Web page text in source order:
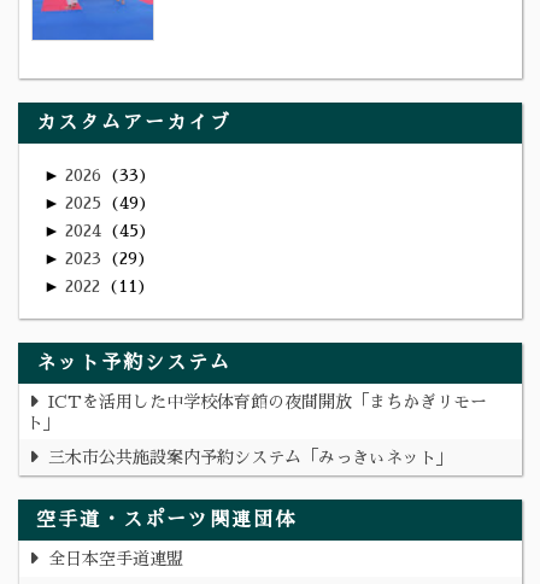
カスタムアーカイブ
► 2026 33
► 2025 49
► 2024 45
► 2023 29
► 2022 11
ネット予約システム
ICTを活用した中学校体育館の夜間開放「まちかぎリモー
ト」
三木市公共施設案内予約システム「みっきぃネット」
空手道・スポーツ関連団体
全日本空手道連盟